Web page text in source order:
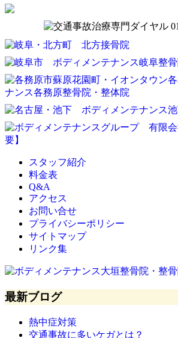
スタッフ紹介
料金表
Q&A
アクセス
お問い合せ
プライバシーポリシー
サイトマップ
リンク集
最新ブログ
熱中症対策
交通事故に多いケガとは？